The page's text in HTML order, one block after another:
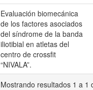
Evaluación biomecánica
de los factores asociados
del síndrome de la banda
iliotibial en atletas del
centro de crossfit
“NIVALA”.
Mostrando resultados 1 a 1